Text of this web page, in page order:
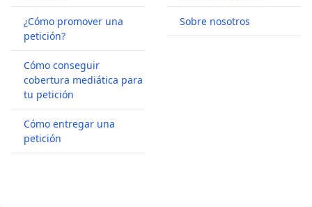
¿Cómo promover una
petición?
Cómo conseguir
cobertura mediática para
tu petición
Cómo entregar una
petición
Sobre nosotros